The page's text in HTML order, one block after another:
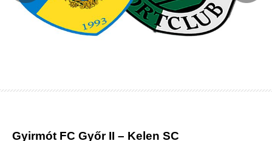
Gyirmót FC Győr II – Kelen SC